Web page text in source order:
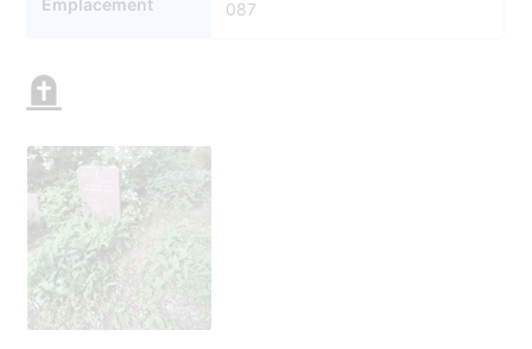
Emplacement 087